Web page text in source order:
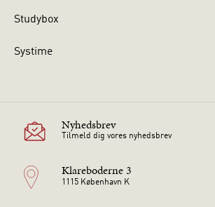
Studybox
Systime
Nyhedsbrev
Tilmeld dig vores nyhedsbrev
Klareboderne 3
1115 København K